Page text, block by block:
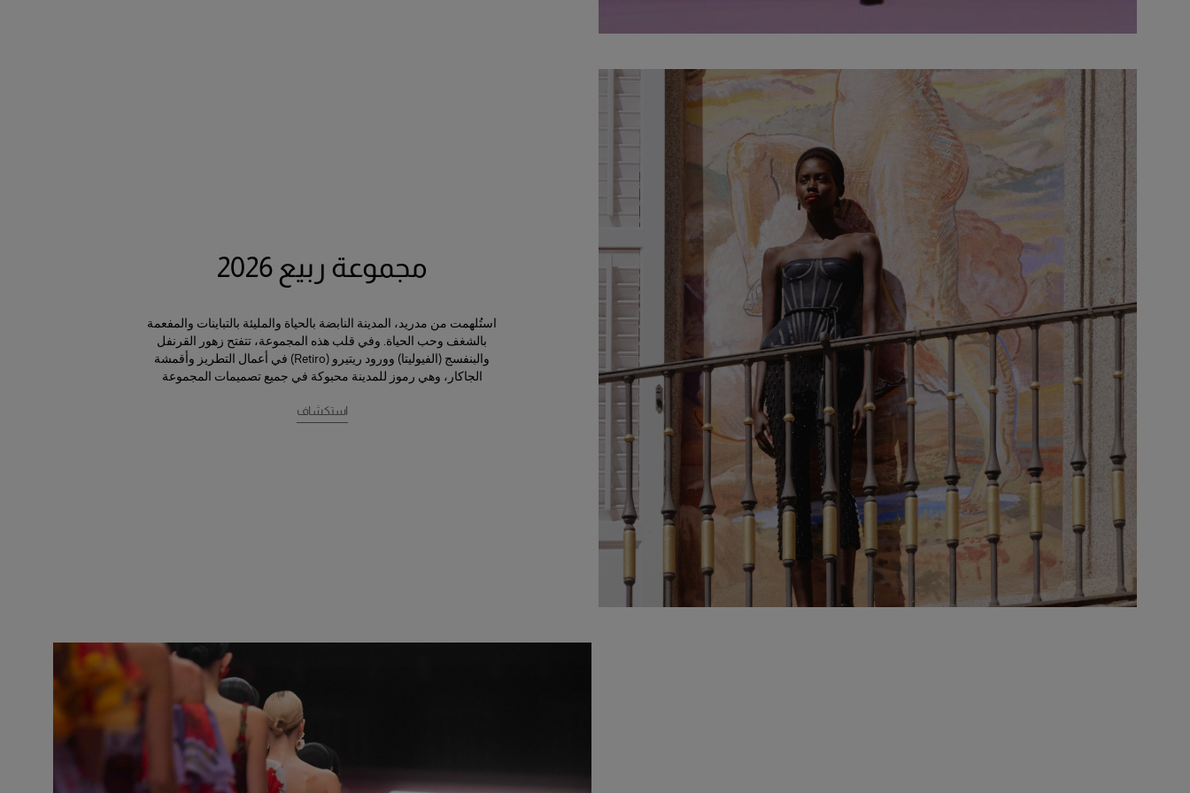
مجموعة ربيع 2026
استُلهمت من مدريد، المدينة النابضة بالحياة والمليئة بالتباينات والمفعمة
بالشغف وحب الحياة. وفي قلب هذه المجموعة، تتفتح زهور القرنفل
والبنفسج (الفيوليتا) وورود ريتيرو (Retiro) في أعمال التطريز وأقمشة
الجاكار، وهي رموز للمدينة محبوكة في جميع تصميمات المجموعة
استكشاف